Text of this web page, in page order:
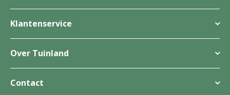
Klantenservice
Over Tuinland
Contact